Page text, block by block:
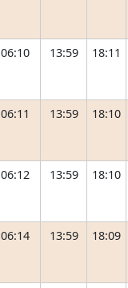
06:10 13:59 18:11
06:11 13:59 18:10
06:12 13:59 18:10
06:14 13:59 18:09